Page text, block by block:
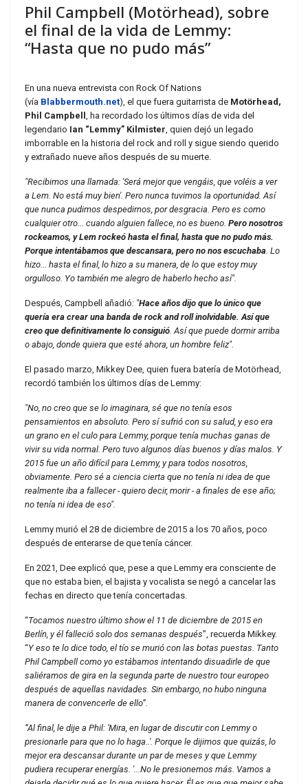
Phil Campbell (Motörhead), sobre
el final de la vida de Lemmy:
“Hasta que no pudo más”
En una nueva entrevista con Rock Of Nations
(vía Blabbermouth.net), el que fuera guitarrista de Motörhead,
Phil Campbell
, ha recordado los últimos días de vida del
legendario Ian “Lemmy” Kilmister , quien dejó un legado
imborrable en la historia del rock and roll y sigue siendo querido
y extrañado nueve años después de su muerte.
"Recibimos una llamada: 'Será mejor que vengáis, que voléis a ver
a Lem. No está muy bien'. Pero nunca tuvimos la oportunidad. Así
que nunca pudimos despedirnos, por desgracia. Pero es como
cualquier otro... cuando alguien fallece, no es bueno. Pero nosotros
rockeamos, y Lem rockeó hasta el final, hasta que no pudo más.
Porque intentábamos que descansara, pero no nos escuchaba . Lo
hizo... hasta el final, lo hizo a su manera, de lo que estoy muy
orgulloso. Yo también me alegro de haberlo hecho así".
Después, Campbell añadió: "Hace años dijo que lo único que
quería era crear una banda de rock and roll inolvidable. Así que
creo que definitivamente lo consiguió . Así que puede dormir arriba
o abajo, donde quiera que esté ahora, un hombre feliz".
El pasado marzo, Mikkey Dee, quien fuera batería de Motörhead,
recordó también los últimos días de Lemmy:
"No, no creo que se lo imaginara, sé que no tenía esos
pensamientos en absoluto. Pero sí sufrió con su salud, y eso era
un grano en el culo para Lemmy, porque tenía muchas ganas de
vivir su vida normal. Pero tuvo algunos días buenos y días malos. Y
2015 fue un año difícil para Lemmy, y para todos nosotros,
obviamente. Pero sé a ciencia cierta que no tenía ni idea de que
realmente iba a fallecer - quiero decir, morir - a finales de ese año;
no tenía ni idea de eso".
Lemmy murió el 28 de diciembre de 2015 a los 70 años, poco
después de enterarse de que tenía cáncer.
En 2021, Dee explicó que, pese a que Lemmy era consciente de
que no estaba bien, el bajista y vocalista se negó a cancelar las
fechas en directo que tenía concertadas.
“Tocamos nuestro último show el 11 de diciembre de 2015 en
Berlín, y él falleció solo dos semanas después”, recuerda Mikkey.
“Y eso te lo dice todo, el tío se murió con las botas puestas. Tanto
Phil Campbell como yo estábamos intentando disuadirle de que
saliéramos de gira en la segunda parte de nuestro tour europeo
después de aquellas navidades. Sin embargo, no hubo ninguna
manera de convencerle de ello”.
“Al final, le dije a Phil: 'Mira, en lugar de discutir con Lemmy o
presionarle para que no lo haga..'. Porque le dijimos que quizás, lo
mejor era descansar durante un par de meses y que Lemmy
pudiera recuperar energías. '...No le presionemos más. Vamos a